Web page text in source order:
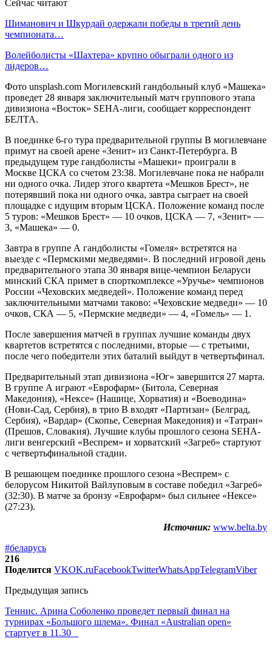
Сейчас читают
Шиманович и Шкурдай одержали победы в третий день
чемпионата…
Волейболисты «Шахтера» крупно обыграли одного из
лидеров…
Фото unsplash.com Могилевский гандбольный клуб «Машека»
проведет 28 января заключительный матч группового этапа
дивизиона «Восток» SEHA-лиги, сообщает корреспондент
БЕЛТА.
В поединке 6-го тура предварительной группы В могилевчане
примут на своей арене «Зенит» из Санкт-Петербурга. В
предыдущем туре гандболисты «Машеки» проиграли в
Москве ЦСКА со счетом 23:38. Могилевчане пока не набрали
ни одного очка. Лидер этого квартета «Мешков Брест», не
потерявший пока ни одного очка, завтра сыграет на своей
площадке с идущим вторым ЦСКА. Положение команд после
5 туров: «Мешков Брест» — 10 очков, ЦСКА — 7, «Зенит» —
3, «Машека» — 0.
Завтра в группе А гандболисты «Гомеля» встретятся на
выезде с «Пермскими медведями». В последний игровой день
предварительного этапа 30 января вице-чемпион Беларуси
минский СКА примет в спорткомплексе «Уручье» чемпионов
России «Чеховских медведей». Положение команд перед
заключительными матчами таково: «Чеховские медведи» — 10
очков, СКА — 5, «Пермские медведи» — 4, «Гомель» — 1.
После завершения матчей в группах лучшие команды двух
квартетов встретятся с последними, вторые — с третьими,
после чего победители этих баталий выйдут в четвертьфинал.
Предварительный этап дивизиона «Юг» завершится 27 марта.
В группе А играют «Еврофарм» (Битола, Северная
Македония), «Нексе» (Нашице, Хорватия) и «Воеводина»
(Нови-Сад, Сербия), в трио В входят «Партизан» (Белград,
Сербия), «Вардар» (Скопье, Северная Македония) и «Татран»
(Прешов, Словакия). Лучшие клубы прошлого сезона SEHA-
лиги венгерский «Веспрем» и хорватский «Загреб» стартуют
с четвертьфинальной стадии.
В решающем поединке прошлого сезона «Веспрем» с
белорусом Никитой Вайлуповым в составе победил «Загреб»
(32:30). В матче за бронзу «Еврофарм» был сильнее «Нексе»
(27:23).
Источник: www.belta.by
#беларусь
216
Поделится VKOK.ruFacebookTwitterWhatsAppTelegramViber
Предыдущая запись
Теннис. Арина Соболенко проведет первый финал на
турнирах «Большого шлема». Финал «Australian open»
стартует в 11.30